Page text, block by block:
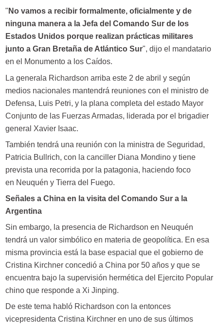
" No vamos a recibir formalmente, oficialmente y de
ninguna manera a la Jefa del Comando Sur de los
Estados Unidos porque realizan prácticas militares
junto a Gran Bretaña de Atlántico Sur", dijo el mandatario
en el Monumento a los Caídos.
La generala Richardson arriba este 2 de abril y según
medios nacionales mantendrá reuniones con el ministro de
Defensa, Luis Petri, y la plana completa del estado Mayor
Conjunto de las Fuerzas Armadas, liderada por el brigadier
general Xavier Isaac.
También tendrá una reunión con la ministra de Seguridad,
Patricia Bullrich, con la canciller Diana Mondino y tiene
prevista una recorrida por la patagonia, haciendo foco
en Neuquén y Tierra del Fuego.
Señales a China en la visita del Comando Sur a la
Argentina
Sin embargo, la presencia de Richardson en Neuquén
tendrá un valor simbólico en materia de geopolítica. En esa
misma provincia está la base espacial que el gobierno de
Cristina Kirchner concedió a China por 50 años y que se
encuentra bajo la supervisión hermética del Ejercito Popular
chino que responde a Xi Jinping.
De este tema habló Richardson con la entonces
vicepresidenta Cristina Kirchner en uno de sus últimos